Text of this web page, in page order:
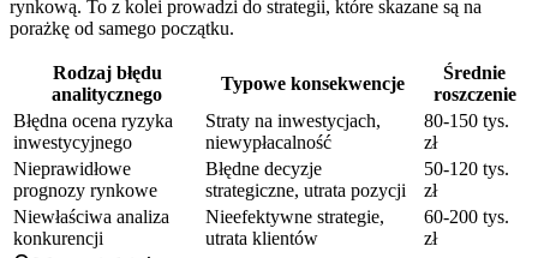
rynkową. To z kolei prowadzi do strategii, które skazane są na
porażkę od samego początku.
Rodzaj błędu
analitycznego
Typowe konsekwencje
Średnie
roszczenie
Błędna ocena ryzyka
inwestycyjnego
Straty na inwestycjach,
niewypłacalność
80-150 tys.
zł
Nieprawidłowe
prognozy rynkowe
Błędne decyzje
strategiczne, utrata pozycji
50-120 tys.
zł
Niewłaściwa analiza
konkurencji
Nieefektywne strategie,
utrata klientów
60-200 tys.
zł